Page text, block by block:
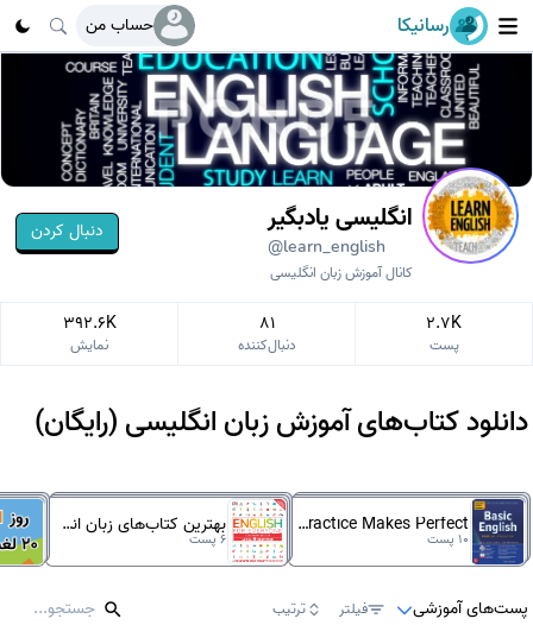
رسانیکا حساب من
انگلیسی یادبگیر
@learn_english
دنبال کردن
کانال آموزش زبان انگلیسی
2.7K
پست
81
دنبال‌کننده
392.6K
نمایش
دانلود کتاب‌های آموزش زبان انگلیسی (رایگان)
Practice Makes Perfect انگلیسی
10 پست
بهترین کتاب‌های زبان انگلیسی
6پست
پست‌های آموزشی فیلتر ترتیب